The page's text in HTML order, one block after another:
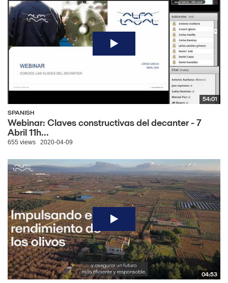
54:01
SPANISH
Webinar: Claves constructivas del decanter - 7
Abril 11h...
655 views 2020-04-09
04:53